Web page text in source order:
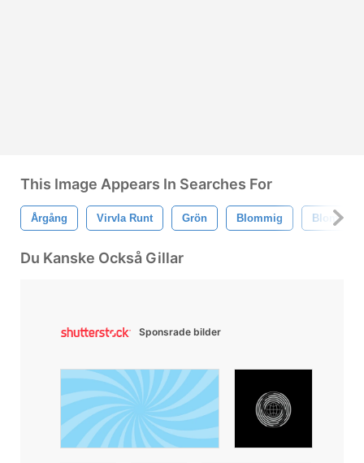
This Image Appears In Searches For
Årgång Virvla Runt Grön Blommig Blomma
Du Kanske Också Gillar
Sponsrade bilder